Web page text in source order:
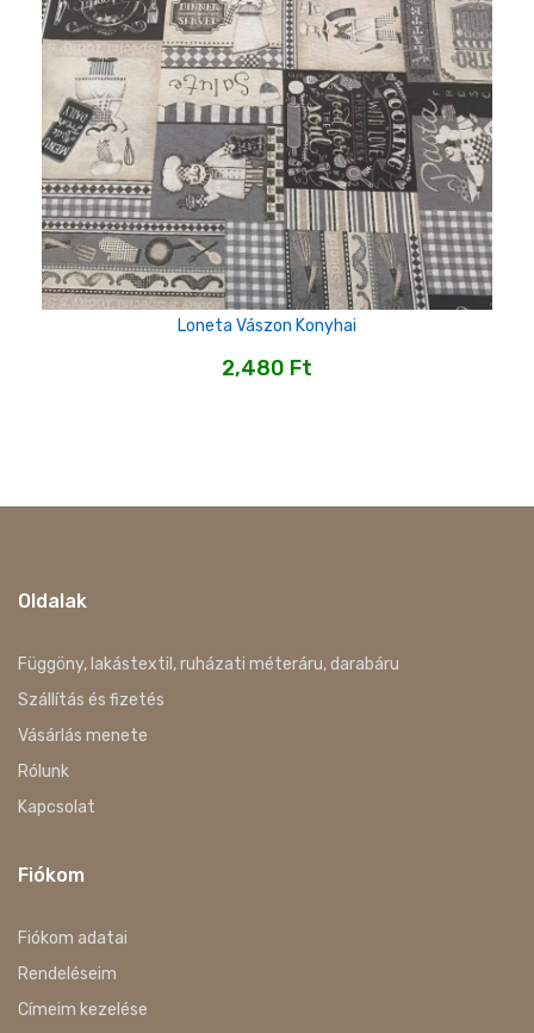
Loneta Vászon Konyhai
2,480 Ft
Oldalak
Függöny, lakástextil, ruházati méteráru, darabáru
Szállítás és fizetés
Vásárlás menete
Rólunk
Kapcsolat
Fiókom
Fiókom adatai
Rendeléseim
Címeim kezelése